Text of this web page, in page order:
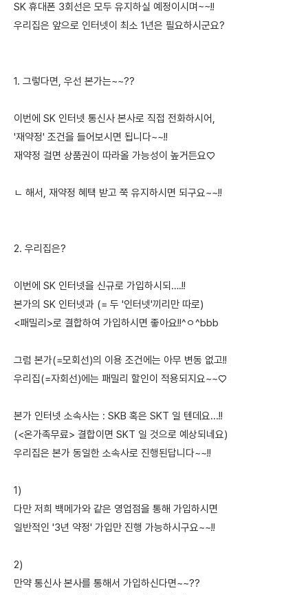
SK 휴대폰 3회선은 모두 유지하실 예정이시며~~!!
우리집은 앞으로 인터넷이 최소 1년은 필요하시군요?
1. 그렇다면, 우선 본가는~~??
이번에 SK 인터넷 통신사 본사로 직접 전화하시어,
'재약정' 조건을 들어보시면 됩니다~~!!
재약정 걸면 상품권이 따라올 가능성이 높거든요♡
ㄴ 해서, 재약정 혜택 받고 쭉 유지하시면 되구요~~!!
2. 우리집은?
이번에 SK 인터넷을 신규로 가입하시되….!!
본가의 SK 인터넷과 (= 두 '인터넷'끼리만 따로)
<패밀리>로 결합하여 가입하시면 좋아요!!^ㅇ^bbb
그럼 본가(=모회선)의 이용 조건에는 아무 변동 없고!!
우리집(=자회선)에는 패밀리 할인이 적용되지요~~♡
본가 인터넷 소속사는 : SKB 혹은 SKT 일 텐데요...!!
(<온가족무료> 결합이면 SKT 일 것으로 예상되네요)
우리집은 본가 동일한 소속사로 진행된답니다~~!!
1)
다만 저희 백메가와 같은 영업점을 통해 가입하시면
일반적인 '3년 약정' 가입만 진행 가능하시구요~~!!
2)
만약 통신사 본사를 통해서 가입하신다면~~??